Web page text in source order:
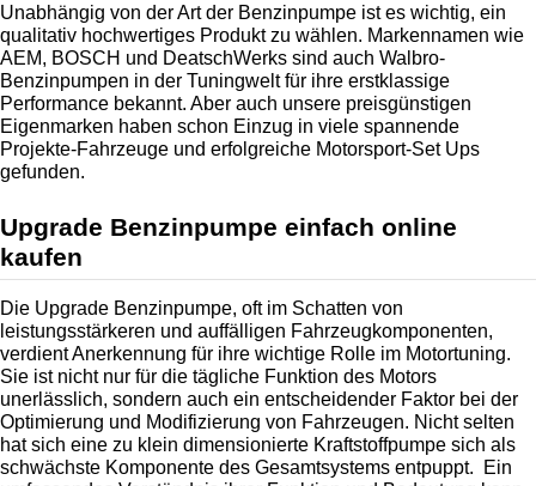
Unabhängig von der Art der Benzinpumpe ist es wichtig, ein
qualitativ hochwertiges Produkt zu wählen. Markennamen wie
AEM, BOSCH und DeatschWerks sind auch Walbro-
Benzinpumpen in der Tuningwelt für ihre erstklassige
Performance bekannt. Aber auch unsere preisgünstigen
Eigenmarken haben schon Einzug in viele spannende
Projekte-Fahrzeuge und erfolgreiche Motorsport-Set Ups
gefunden.
Upgrade Benzinpumpe einfach online
kaufen
Die Upgrade Benzinpumpe, oft im Schatten von
leistungsstärkeren und auffälligen Fahrzeugkomponenten,
verdient Anerkennung für ihre wichtige Rolle im Motortuning.
Sie ist nicht nur für die tägliche Funktion des Motors
unerlässlich, sondern auch ein entscheidender Faktor bei der
Optimierung und Modifizierung von Fahrzeugen. Nicht selten
hat sich eine zu klein dimensionierte Kraftstoffpumpe sich als
schwächste Komponente des Gesamtsystems entpuppt.  Ein